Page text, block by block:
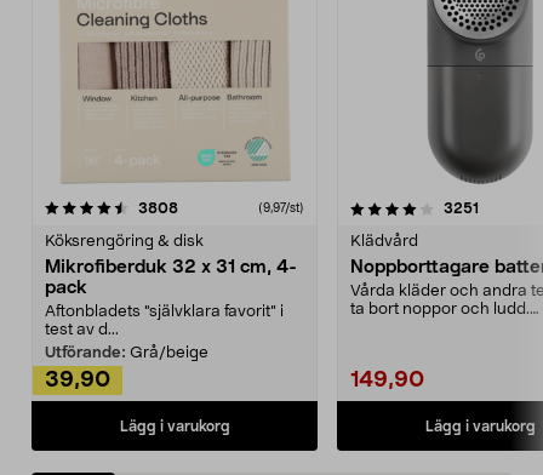
3808recensioner (9,97/st)
Köksrengöring & disk
Mikrofiberduk 32 x 31 cm, 4-
pack
Aftonbladets "självklara favorit” i
test av d...
Utförande: Grå/beige
39,90
Lägg i varukorg
4.0av 5 stjärnor 3251
Klädvård
Noppborttagare
Vårda kläder och andra
ta bort noppor och ludd.
149,90
Lägg i varukorg
4.5av 5 stjärnor